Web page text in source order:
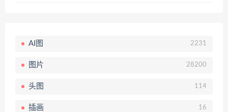
AI图 2231
图片 28200
头图 114
插画 16